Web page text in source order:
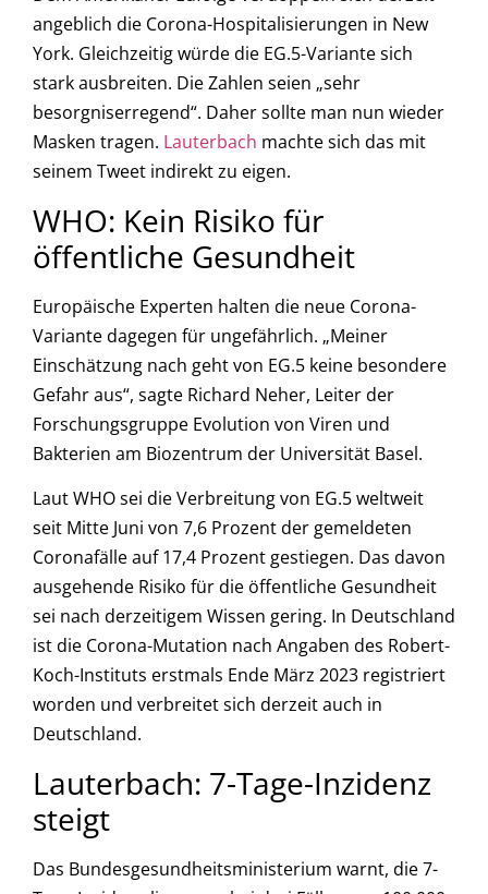
angeblich die Corona-Hospitalisierungen in New
York. Gleichzeitig würde die EG.5-Variante sich
stark ausbreiten. Die Zahlen seien „sehr
besorgniserregend“. Daher sollte man nun wieder
Masken tragen. Lauterbach machte sich das mit
seinem Tweet indirekt zu eigen.
WHO: Kein Risiko für
öffentliche Gesundheit
Europäische Experten halten die neue Corona-
Variante dagegen für ungefährlich. „Meiner
Einschätzung nach geht von EG.5 keine besondere
Gefahr aus“, sagte Richard Neher, Leiter der
Forschungsgruppe Evolution von Viren und
Bakterien am Biozentrum der Universität Basel.
Laut WHO sei die Verbreitung von EG.5 weltweit
seit Mitte Juni von 7,6 Prozent der gemeldeten
Coronafälle auf 17,4 Prozent gestiegen. Das davon
ausgehende Risiko für die öffentliche Gesundheit
sei nach derzeitigem Wissen gering. In Deutschland
ist die Corona-Mutation nach Angaben des Robert-
Koch-Instituts erstmals Ende März 2023 registriert
worden und verbreitet sich derzeit auch in
Deutschland.
Lauterbach: 7-Tage-Inzidenz
steigt
Das Bundesgesundheitsministerium warnt, die 7-